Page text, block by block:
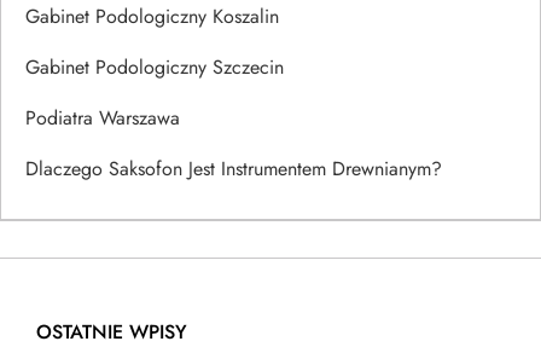
Gabinet Podologiczny Koszalin
Gabinet Podologiczny Szczecin
Podiatra Warszawa
Dlaczego Saksofon Jest Instrumentem Drewnianym?
OSTATNIE WPISY